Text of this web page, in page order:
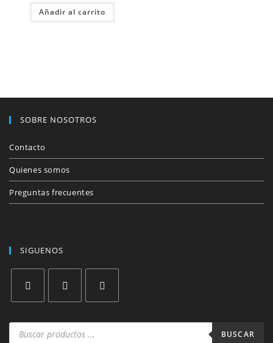
Añadir al carrito
SOBRE NOSOTROS
Contacto
Quienes somos
Preguntas frecuentes
SIGUENOS
abre
en
abre
en
abre
en
Búsqueda
BUSCAR